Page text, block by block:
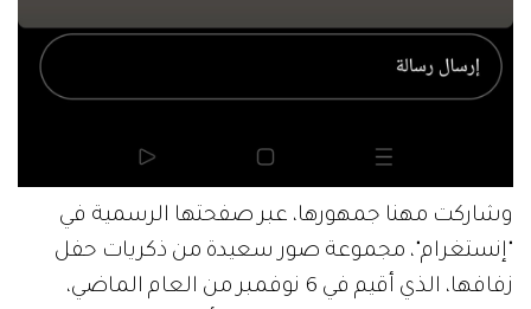
وشاركت مهنا جمهورها، عبر صفحتها الرسمية في
"إنستغرام"، مجموعة صور سعيدة من ذكريات حفل
زفافها، الذي أقيم في 6 نوفمبر من العام الماضي،